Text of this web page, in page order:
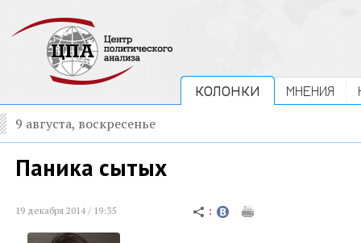
КОЛОНКИ МНЕНИЯ
9 августа, воскресенье
Паника сытых
19 декабря 2014 / 19:35